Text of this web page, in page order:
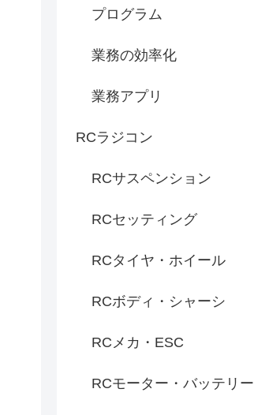
プログラム
業務の効率化
業務アプリ
RCラジコン
RCサスペンション
RCセッティング
RCタイヤ・ホイール
RCボディ・シャーシ
RCメカ・ESC
RCモーター・バッテリー